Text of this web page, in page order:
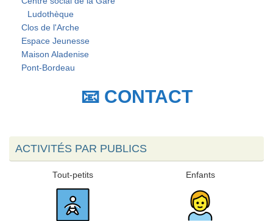
Ludothèque
Clos de l'Arche
Espace Jeunesse
Maison Aladenise
Pont-Bordeau
📧 CONTACT
ACTIVITÉS PAR PUBLICS
Tout-petits Enfants